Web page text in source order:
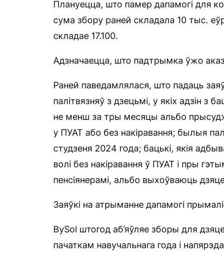
Плануецца, што памер дапамогі для
сума збору раней складала 10 тыс.
складае 17.100.
Адзначаецца, што падтрымка ўжо
Раней паведамлялася, што падаць
палітвязняў з дзецьмі, у якіх адзін з
не менш за тры месяцы альбо
у ПУАТ або без накіравання; былыя
студзеня 2024 года; бацькі, якія
волі без накіравання ў ПУАТ і пры
пенсіянерамі, альбо выхоўваюць
Заяўкі на атрыманне дапамогі
BySol штогод аб’яўляе зборы для
пачаткам навучальнага года і